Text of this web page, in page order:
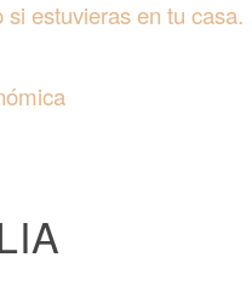
si estuvieras en tu casa.